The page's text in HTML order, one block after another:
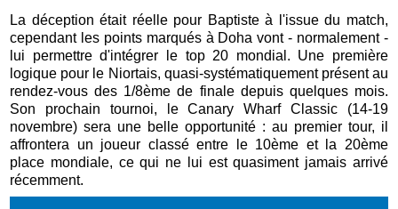
La déception était réelle pour Baptiste à l'issue du match,
cependant les points marqués à Doha vont - normalement -
lui permettre d'intégrer le top 20 mondial. Une première
logique pour le Niortais, quasi-systématiquement présent au
rendez-vous des 1/8ème de finale depuis quelques mois.
Son prochain tournoi, le Canary Wharf Classic (14-19
novembre) sera une belle opportunité : au premier tour, il
affrontera un joueur classé entre le 10ème et la 20ème
place mondiale, ce qui ne lui est quasiment jamais arrivé
récemment.